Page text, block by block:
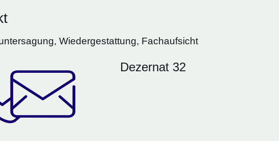
Wiedergestattung, Fachaufsicht
Dezernat 32